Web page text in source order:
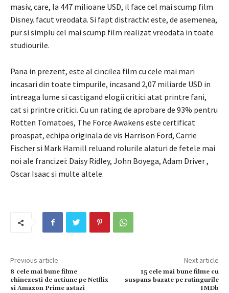
masiv, care, la 447 milioane USD, il face cel mai scump film
Disney. facut vreodata. Si fapt distractiv: este, de asemenea,
pur si simplu cel mai scump film realizat vreodata in toate
studiourile.
Pana in prezent, este al cincilea film cu cele mai mari
incasari din toate timpurile, incasand 2,07 miliarde USD in
intreaga lume si castigand elogii critici atat printre fani,
cat si printre critici. Cu un rating de aprobare de 93% pentru
Rotten Tomatoes, The Force Awakens este certificat
proaspat, echipa originala de vis Harrison Ford, Carrie
Fischer si Mark Hamill reluand rolurile alaturi de fetele mai
noi ale francizei: Daisy Ridley, John Boyega, Adam Driver ,
Oscar Isaac si multe altele.
Previous article
8 cele mai bune filme
chinezesti de actiune pe Netflix
si Amazon Prime astazi
Next article
15 cele mai bune filme cu
suspans bazate pe ratingurile
IMDb